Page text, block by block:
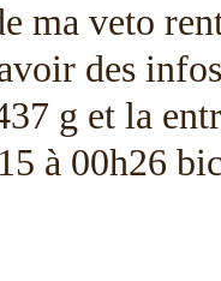
ma veto
des
g et la
à 00h26